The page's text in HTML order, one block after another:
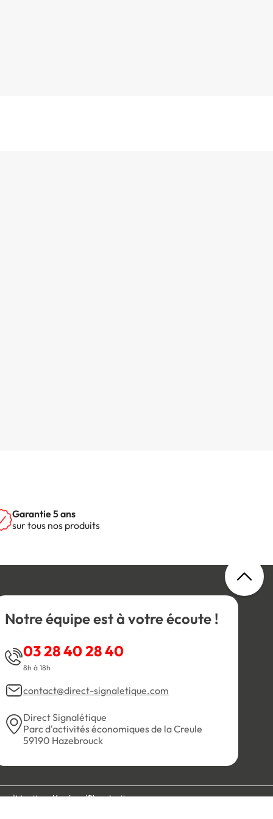
Garantie 5 ans
sur tous nos produits
Notre équipe est à votre écoute !
03 28 40 28 40
8h à 18h
contact@direct-signaletique.com
Direct Signalétique
Parc d'activités économiques de la Creule
59190 Hazebrouck
Mentions légales Plan du site